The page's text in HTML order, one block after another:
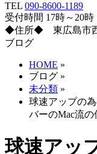
TEL 090-8600-1189
受付時間 17時～20
◆住所◆ 東広島市西
ブログ
HOME »
ブログ »
未分類 »
球速アップの
バーのMac流の
球速アッ